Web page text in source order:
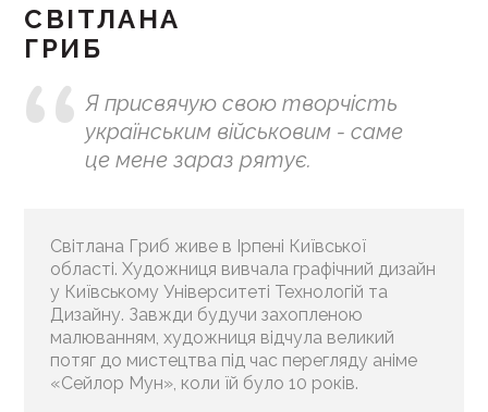
СВІТЛАНА
ГРИБ
Я присвячую свою творчість
українським військовим - саме
це мене зараз рятує.
Світлана Гриб живе в Ірпені Київської
області. Художниця вивчала графічний дизайн
у Київському Університеті Технологій та
Дизайну. Завжди будучи захопленою
малюванням, художниця відчула великий
потяг до мистецтва під час перегляду аніме
«Сейлор Мун», коли їй було 10 років.